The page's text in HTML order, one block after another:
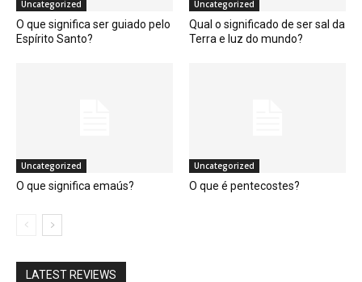
Uncategorized
O que significa ser guiado pelo
Espírito Santo?
Uncategorized
Qual o significado de ser sal da
Terra e luz do mundo?
Uncategorized
O que significa emaús?
Uncategorized
O que é pentecostes?
LATEST REVIEWS